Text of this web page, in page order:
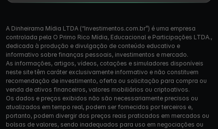
A Dinheirama Mídia LTDA (“Investimentos.com.br”) é uma empresa
controlada pela O Primo Rico Mídia, Educacional e Participações LTDA.,
dedicada à produção e divulgação de conteúdo educativo e
informativo sobre finanças pessoais, investimentos e mercado.
As informações, artigos, vídeos, cotações e simuladores disponíveis
neste site têm caráter exclusivamente informativo e não constituem
recomendação de investimento, oferta ou solicitação para compra ou
venda de ativos financeiros, valores mobiliários ou criptoativos.
Os dados e preços exibidos não são necessariamente precisos ou
atualizados em tempo real, podem ser fornecidos por terceiros e,
portanto, podem divergir dos preços reais praticados em mercados ou
bolsas de valores, sendo inadequados para uso em negociações ou